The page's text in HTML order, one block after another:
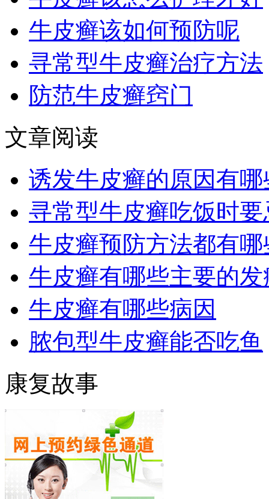
牛皮癣该如何预防呢
寻常型牛皮癣治疗方法
防范牛皮癣窍门
文章阅读
诱发牛皮癣的原因有哪
寻常型牛皮癣吃饭时
牛皮癣预防方法都有哪
牛皮癣有哪些主要的
牛皮癣有哪些病因
脓包型牛皮癣能否吃鱼
康复故事